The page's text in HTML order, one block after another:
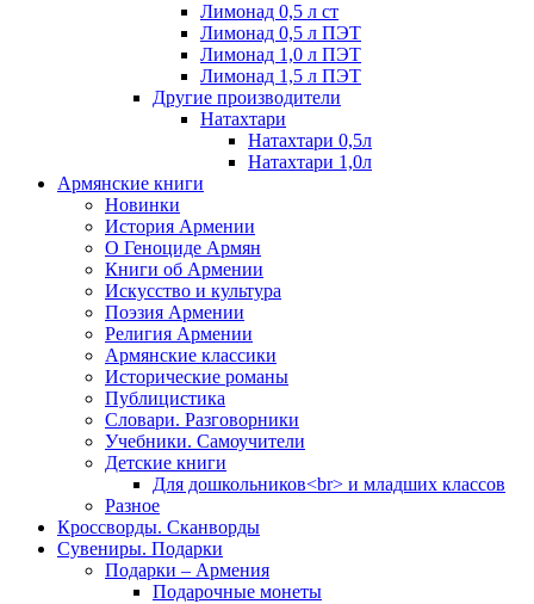
Лимонад 0,5 л ст
Лимонад 0,5 л ПЭТ
Лимонад 1,0 л ПЭТ
Лимонад 1,5 л ПЭТ
Другие производители
Натахтари
Натахтари 0,5л
Натахтари 1,0л
Армянские книги
Новинки
История Армении
О Геноциде Армян
Книги об Армении
Иcкусство и культура
Поэзия Армении
Религия Армении
Армянские классики
Исторические романы
Публицистика
Словари. Разговорники
Учебники. Самоучители
Детские книги
Для дошкольников<br> и младших классов
Разное
Кроссворды. Сканворды
Сувениры. Подарки
Подарки – Армения
Подарочные монеты